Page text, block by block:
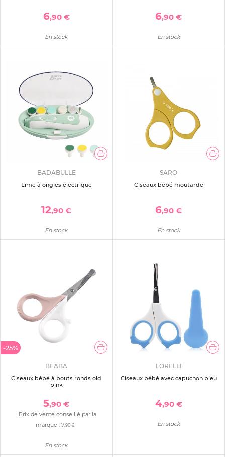
6,90 €
En stock
6,90 €
En stock
BADABULLE
Lime à ongles éléctrique
12,90 €
En stock
SARO
Ciseaux bébé moutarde
6,90 €
En stock
-25%
BEABA
Ciseaux bébé à bouts ronds old
pink
5,90 €
Prix de vente conseillé par la
marque :7,90 €
En stock
LORELLI
Ciseaux bébé avec capuchon bleu
4,90 €
En stock